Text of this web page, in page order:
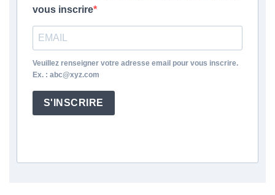
vous inscrire
Veuillez renseigner votre adresse email pour vous inscrire.
Ex. : abc@xyz.com
S'INSCRIRE